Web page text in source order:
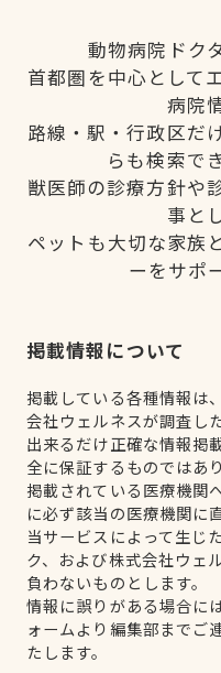
動物病院ドク
首都圏を中心として
病院
路線・駅・行政区だ
らも検索で
獣医師の診療方針や
事と
ペットも大切な家族
ーをサポ
掲載情報について
掲載している各種情報は
会社ウェルネスが調査し
出来るだけ正確な情報掲
全に保証するものではあ
掲載されている医療機関
に必ず該当の医療機関に
当サービスによって生じ
ク、および株式会社ウェ
負わないものとします。
情報に誤りがある場合に
ォームより編集部までご
たします。